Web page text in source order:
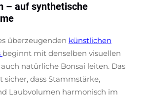
– auf synthetische
überzeugenden künstlichen
beginnt mit denselben visuellen
natürliche Bonsai leiten. Das
sicher, dass Stammstärke,
Laubvolumen harmonisch im